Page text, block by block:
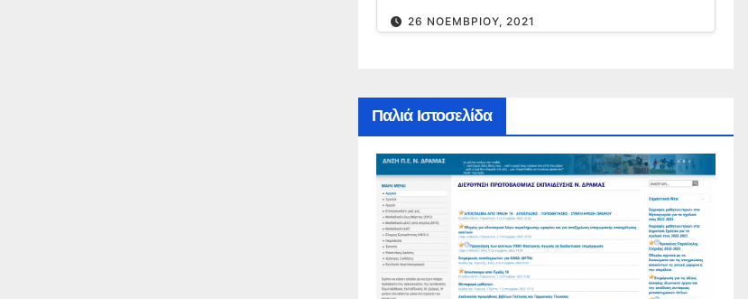
μεταπτυχιακών τίτλων
26 ΝΟΕΜΒΡΊΟΥ, 2021
Παλιά Ιστοσελίδα